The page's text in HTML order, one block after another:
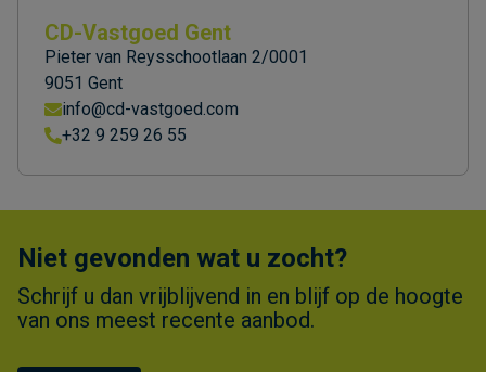
CD-Vastgoed Gent
Pieter van Reysschootlaan 2/0001
9051 Gent
info@cd-vastgoed.com
+32 9 259 26 55
Niet gevonden wat u zocht?
Schrijf u dan vrijblijvend in en blijf op de hoogte
van ons meest recente aanbod.